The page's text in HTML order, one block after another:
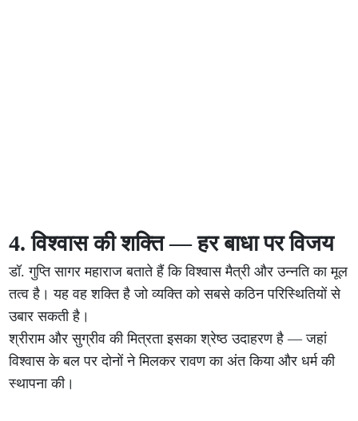
4. विश्वास की शक्ति — हर बाधा पर विजय
डॉ. गुप्ति सागर महाराज बताते हैं कि विश्वास मैत्री और उन्नति का मूल
तत्व है। यह वह शक्ति है जो व्यक्ति को सबसे कठिन परिस्थितियों से
उबार सकती है।
श्रीराम और सुग्रीव की मित्रता इसका श्रेष्ठ उदाहरण है — जहां
विश्वास के बल पर दोनों ने मिलकर रावण का अंत किया और धर्म की
स्थापना की।